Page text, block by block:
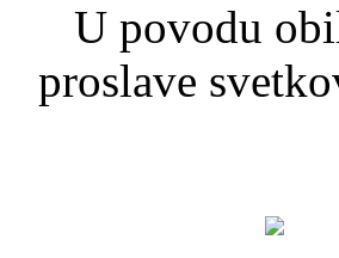
U povodu
proslave